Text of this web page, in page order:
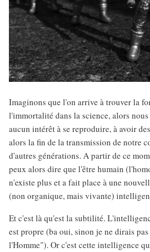
Imaginons que l'on arrive à trouver la
l'immortalité dans la science, alors
aucun intérêt à se reproduire, à avoir
alors la fin de la transmission de notre
d'autres générations. A partir de ce
peux alors dire que l'être humain
n'existe plus et a fait place à une
(non organique, mais vivante)
Et c'est là qu'est la subtilité.
est propre (ba oui, sinon je ne dirais
l'Homme"). Or c'est cette intelligence